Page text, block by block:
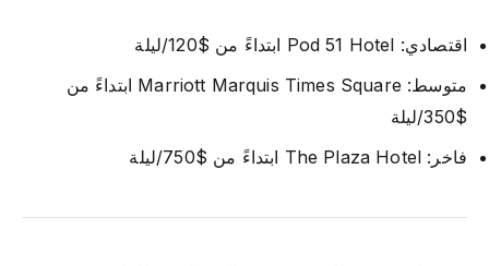
اقتصادي: Pod 51 Hotel ابتداءً من $120/ليلة
متوسط: Marriott Marquis Times Square ابتداءً من
$350/ليلة
فاخر: The Plaza Hotel ابتداءً من $750/ليلة